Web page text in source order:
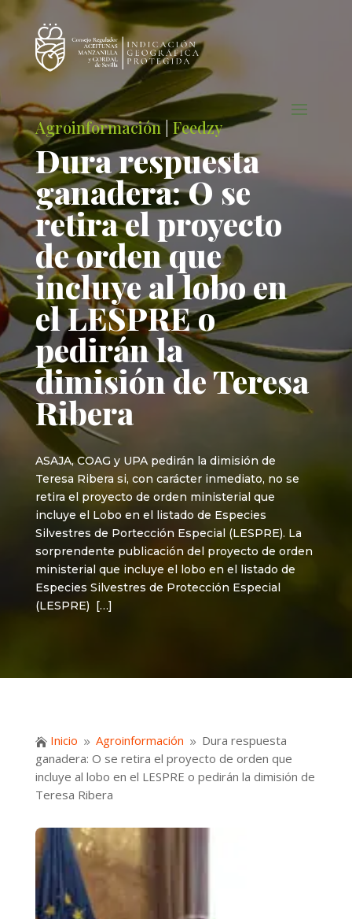
Agroinformación Feedzy
Dura respuesta
ganadera: O se
retira el proyecto
de orden que
incluye al lobo en
el LESPRE o
pedirán la
dimisión de Teresa
Ribera
ASAJA, COAG y UPA pedirán la dimisión de
Teresa Ribera si, con carácter inmediato, no se
retira el proyecto de orden ministerial que
incluye el Lobo en el listado de Especies
Silvestres de Portección Especial (LESPRE). La
sorprendente publicación del proyecto de orden
ministerial que incluye el lobo en el listado de
Especies Silvestres de Protección Especial
(LESPRE) […]
 Inicio 9 Agroinformación 9 Dura respuesta
ganadera: O se retira el proyecto de orden que
incluye al lobo en el LESPRE o pedirán la dimisión de
Teresa Ribera